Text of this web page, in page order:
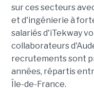
sur ces secteurs
et d'ingénierie à
salariés d'iTekway
collaborateurs
recrutements sont
années, répartis
Île-de-France.